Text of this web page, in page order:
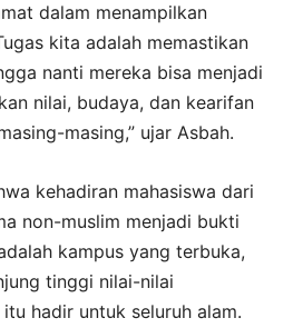
dalam menampilkan
kita adalah memastikan
nanti mereka bisa menjadi
nilai, budaya, dan kearifan
masing,” ujar Asbah.
kehadiran mahasiswa dari
non-muslim menjadi bukti
kampus yang terbuka,
tinggi nilai-nilai
itu hadir untuk seluruh alam.